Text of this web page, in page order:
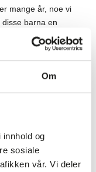
Om
og
sosiale
vår. Vi deler
mange år, noe vi
barna en
takk for bidraget og
eller ønsker å